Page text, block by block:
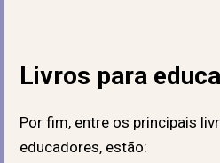
Livros para
Por fim, entre os principais
educadores, estão: